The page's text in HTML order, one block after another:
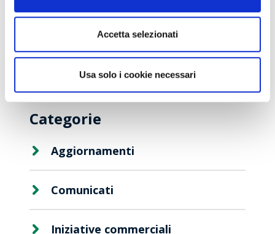
Accetta selezionati
Usa solo i cookie necessari
Clienti
Viaggio
Concorso Vinci 20
Colori del Gusto 2024
Categorie
Aggiornamenti
Comunicati
Iniziative commerciali